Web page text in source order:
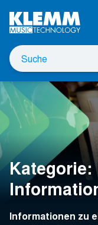
Hauptinhalt
Suche
nach
Kategorie:
Informationen zu